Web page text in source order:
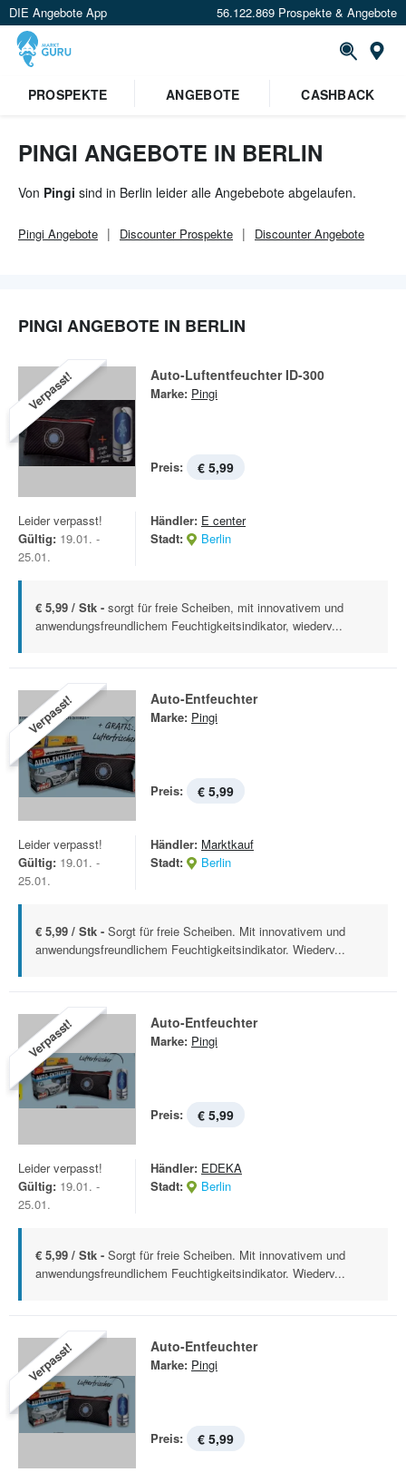
DIE Angebote App 56.122.869 Prospekte & Angebote
PROSPEKTE ANGEBOTE CASHBACK
PINGI ANGEBOTE IN BERLIN
Von Pingi sind in Berlin leider alle Angebebote abgelaufen.
Pingi Angebote DiscounterProspekte DiscounterAngebote
PINGI ANGEBOTE IN BERLIN
Verpasst! Auto-Luftentfeuchter ID-300
Marke: Pingi
Preis: € 5,99
Leider verpasst!
Gültig: 19.01. -
25.01.
Händler: E center
Stadt:
Berlin
€ 5,99 / Stk - sorgt für freie Scheiben, mit innovativem und
anwendungsfreundlichem Feuchtigkeitsindikator, wiederv...
Verpasst! Auto-Entfeuchter
Marke: Pingi
Preis: € 5,99
Leider verpasst!
Gültig: 19.01. -
25.01.
Händler: Marktkauf
Stadt:
Berlin
€ 5,99 / Stk - Sorgt für freie Scheiben. Mit innovativem und
anwendungsfreundlichem Feuchtigkeitsindikator. Wiederv...
Verpasst! Auto-Entfeuchter
Marke: Pingi
Preis: € 5,99
Leider verpasst!
Gültig: 19.01. -
25.01.
Händler: EDEKA
Stadt:
Berlin
€ 5,99 / Stk - Sorgt für freie Scheiben. Mit innovativem und
anwendungsfreundlichem Feuchtigkeitsindikator. Wiederv...
Verpasst! Auto-Entfeuchter
Marke: Pingi
Preis: € 5,99